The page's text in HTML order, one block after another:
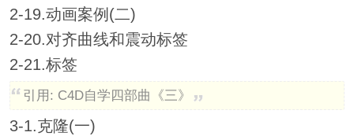
2-19.动画案例(二)
2-20.对齐曲线和震动标签
2-21.标签
引用: C4D自学四部曲《三》
3-1.克隆(一)